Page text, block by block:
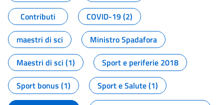
Contributi
COVID-19 (2)
maestri di sci
Ministro Spadafora
Maestri di sci (1)
Sport e periferie 2018
Sport bonus (1)
Sport e Salute (1)